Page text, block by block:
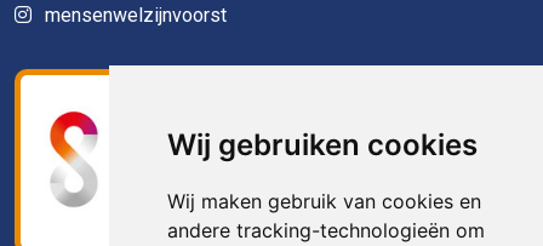
Wij gebruiken cookies
Wij maken gebruik van cookies en
andere tracking-technologieën om
mensenwelzijnvoorst